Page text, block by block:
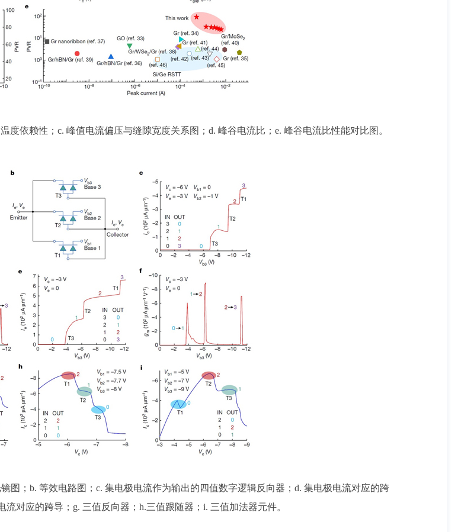
度依赖性；c. 峰值电流偏压与缝隙宽度关系图；d. 峰谷电流比；e. 峰谷电流比性能对比图。
图；b. 等效电路图；c. 集电极电流作为输出的四值数字逻辑反向器；d. 集电极电流对应的跨
对应的跨导；g. 三值反向器；h.三值跟随器；i. 三值加法器元件。